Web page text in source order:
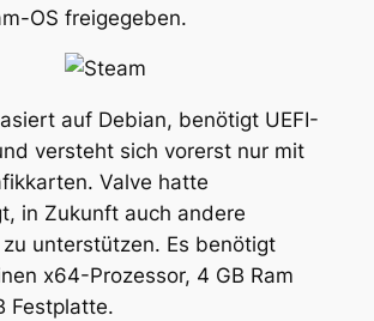
OS freigegeben.
auf Debian, benötigt UEFI-
versteht sich vorerst nur mit
Valve hatte
in Zukunft auch andere
unterstützen. Es benötigt
x64-Prozessor, 4 GB Ram
Festplatte.